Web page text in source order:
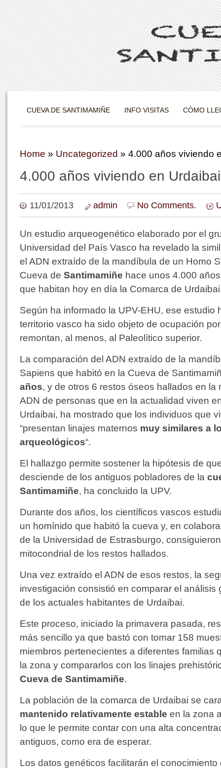
CUEVA DE SANTIMAMIÑE INFO VISITAS CÓMO
Home » Uncategorized » 4.000 años viviendo
4.000 años viviendo en Urdaibai
11/01/2013 admin No Comments.
Un estudio arqueogenético elaborado por el
Universidad del País Vasco ha revelado la
el ADN extraído de la mandíbula de un Homo
Cueva de Santimamiñe hace unos 4.000
que habitan hoy en día la Comarca de
Según ha informado la UPV-EHU, ese estudio
territorio vasco ha sido objeto de ocupación
remontan, al menos, al Paleolítico superior.
La comparación del ADN extraído de la
Sapiens que habitó en la Cueva de
años, y de otros 6 restos óseos hallados en la
ADN de personas que en la actualidad viven
Urdaibai, ha mostrado que los individuos que
“presentan linajes maternos muy similares a
arqueológicos“.
El hallazgo permite sostener la hipótesis de
desciende de los antiguos pobladores de la
Santimamiñe, ha concluido la UPV.
Durante dos años, los científicos vascos
un homínido que habitó la cueva y, en
de la Universidad de Estrasburgo,
mitocondrial de los restos hallados.
Una vez extraído el ADN de esos restos, la
investigación consistió en comparar el análisis
de los actuales habitantes de Urdaibai.
Este proceso, iniciado la primavera pasada,
más sencillo ya que bastó con tomar 158
miembros pertenecientes a diferentes familias
la zona y compararlos con los linajes
Cueva de Santimamiñe.
La población de la comarca de Urdaibai se
mantenido relativamente estable en la zona
lo que le permite contar con una alta
antiguos, como era de esperar.
Los datos genéticos facilitarán el conocimiento